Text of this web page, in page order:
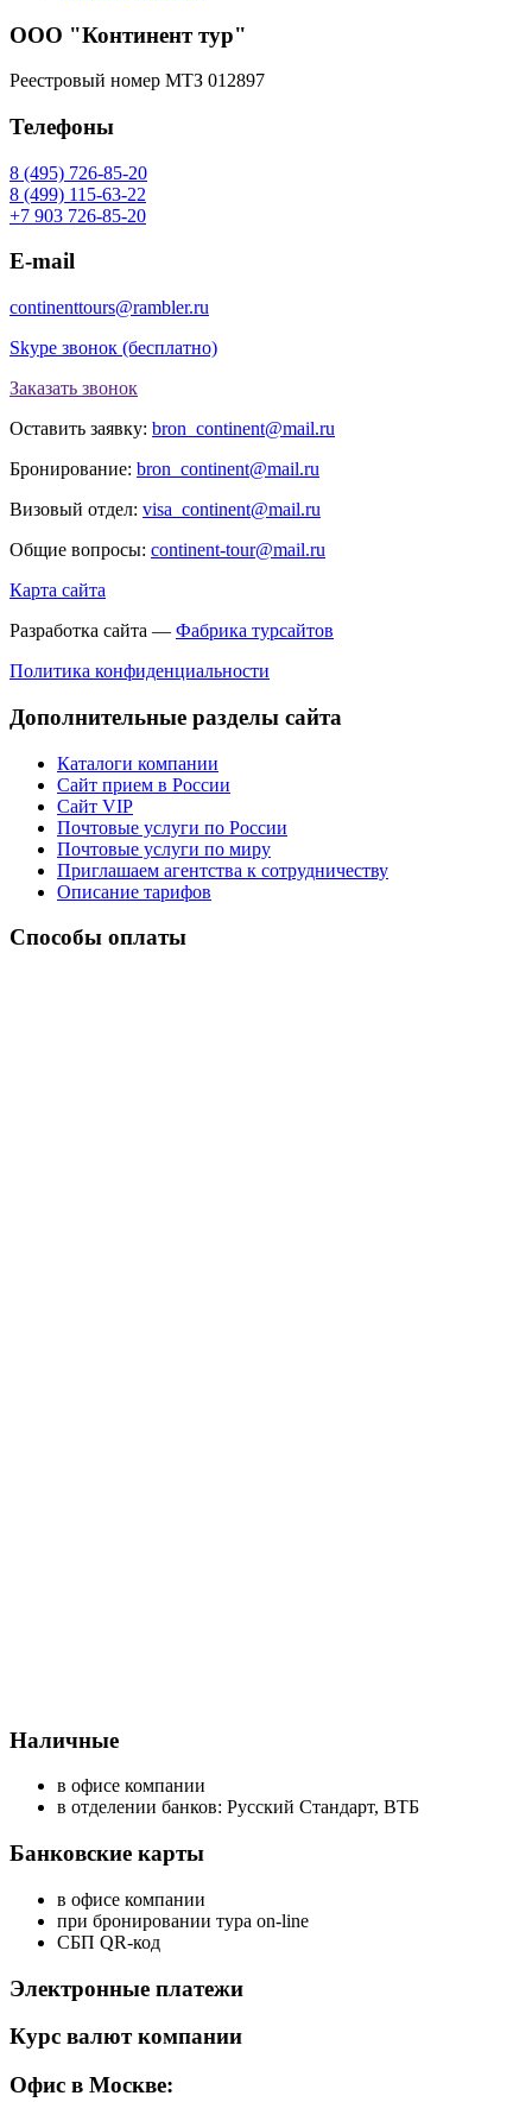
ООО "Континент тур"
Реестровый номер МТЗ 012897
Телефоны
8 (495) 726-85-20
8 (499) 115-63-22
+7 903 726-85-20
E-mail
continenttours@rambler.ru
Skype звонок (бесплатно)
Заказать звонок
Оставить заявку: bron_continent@mail.ru
Бронирование: bron_continent@mail.ru
Визовый отдел: visa_continent@mail.ru
Общие вопросы: continent-tour@mail.ru
Карта сайта
Разработка сайта — Фабрика турсайтов
Политика конфиденциальности
Дополнительные разделы сайта
Каталоги компании
Сайт прием в России
Сайт VIP
Почтовые услуги по России
Почтовые услуги по миру
Приглашаем агентства к сотрудничеству
Описание тарифов
Способы оплаты
Наличные
в офисе компании
в отделении банков: Русский Стандарт, ВТБ
Банковские карты
в офисе компании
при бронировании тура on-line
СБП QR-код
Электронные платежи
Курс валют компании
Офис в Москве: